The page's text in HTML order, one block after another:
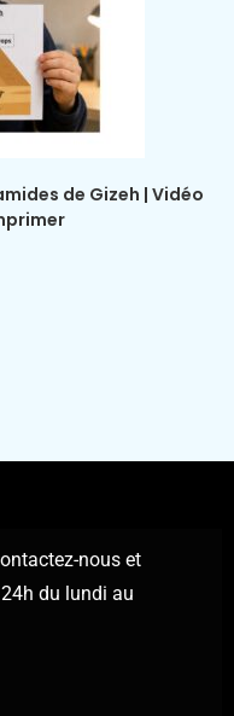
de Gizeh | Vidéo
nous et
du lundi au